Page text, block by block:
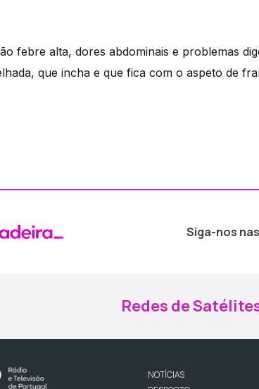
febre alta, dores abdominais e problemas
que incha e que fica com o aspeto de
Siga-nos
Redes de
NOTÍCIAS